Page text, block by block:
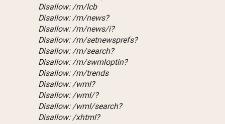
Disallow: /m/lcb
Disallow: /m/news?
Disallow: /m/news/i?
Disallow: /m/setnewsprefs?
Disallow: /m/search?
Disallow: /m/swmloptin?
Disallow: /m/trends
Disallow: /wml?
Disallow: /wml/?
Disallow: /wml/search?
Disallow: /xhtml?